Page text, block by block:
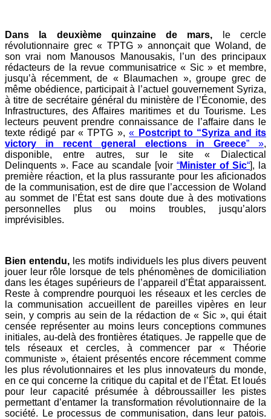
Dans la deuxième quinzaine de mars,
le cercle
révolutionnaire grec « TPTG » annonçait que Woland, de
son vrai nom Manousos Manousakis, l’un des principaux
rédacteurs de la revue communisatrice « Sic » et membre,
jusqu’à récemment, de « Blaumachen », groupe grec de
même obédience, participait à l’actuel gouvernement Syriza,
à titre de secrétaire général du ministère de l’Économie, des
Infrastructures, des Affaires maritimes et du Tourisme. Les
lecteurs peuvent prendre connaissance de l’affaire dans le
texte rédigé par « TPTG »,« Postcript to “Syriza and its
victory in recent general elections in Greece” »,
disponible, entre autres, sur le site « Dialectical
Delinquents ». Face au scandale [voir “Minister of Sic“], la
première réaction, et la plus rassurante pour les aficionados
de la communisation, est de dire que l’accession de Woland
au sommet de l’État est sans doute due à des motivations
personnelles plus ou moins troubles, jusqu’alors
imprévisibles.
Bien entendu, les motifs individuels les plus divers peuvent
jouer leur rôle lorsque de tels phénomènes de domiciliation
dans les étages supérieurs de l’appareil d’État apparaissent.
Reste à comprendre pourquoi les réseaux et les cercles de
la communisation accueillent de pareilles vipères en leur
sein, y compris au sein de la rédaction de « Sic », qui était
censée représenter au moins leurs conceptions communes
initiales, au-delà des frontières étatiques. Je rappelle que de
tels réseaux et cercles, à commencer par « Théorie
communiste », étaient présentés encore récemment comme
les plus révolutionnaires et les plus innovateurs du monde,
en ce qui concerne la critique du capital et de l’État. Et loués
pour leur capacité présumée à débroussailler les pistes
permettant d’entamer la transformation révolutionnaire de la
société. Le processus de communisation, dans leur patois.